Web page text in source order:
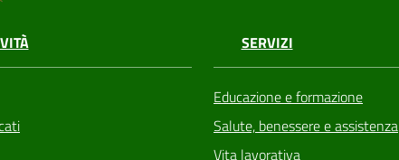
SERVIZI
Educazione e formazione
Salute, benessere e assistenza
Vita lavorativa